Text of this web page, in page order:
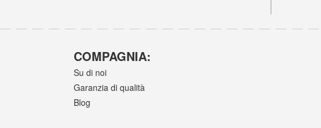
COMPAGNIA:
Su di noi
Garanzia di qualità
Blog